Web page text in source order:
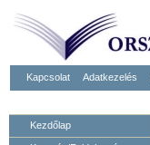
Kapcsolat Adatkezelés
Kezdőlap